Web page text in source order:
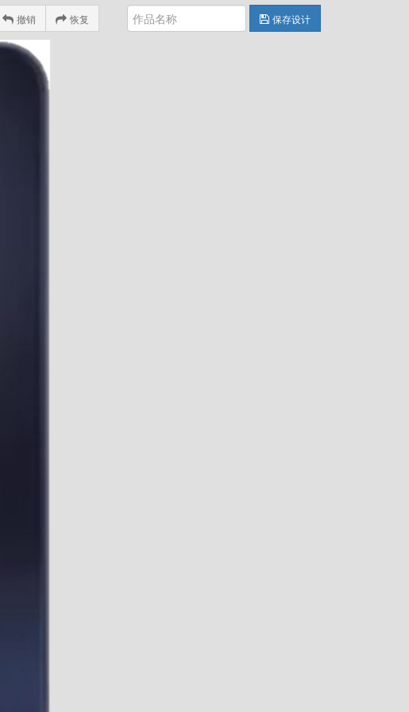
撤销 恢复 保存设计